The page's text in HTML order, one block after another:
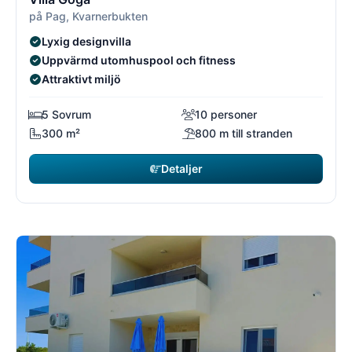
på Pag, Kvarnerbukten
Lyxig designvilla
Uppvärmd utomhuspool och fitness
Attraktivt miljö
5 Sovrum
10 personer
300 m²
800 m till stranden
Detaljer